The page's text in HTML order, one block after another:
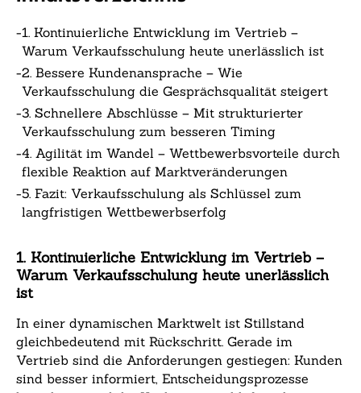
-1. Kontinuierliche Entwicklung im Vertrieb –
Warum Verkaufsschulung heute unerlässlich ist
-2. Bessere Kundenansprache – Wie
Verkaufsschulung die Gesprächsqualität steigert
-3. Schnellere Abschlüsse – Mit strukturierter
Verkaufsschulung zum besseren Timing
-4. Agilität im Wandel – Wettbewerbsvorteile durch
flexible Reaktion auf Marktveränderungen
-5. Fazit: Verkaufsschulung als Schlüssel zum
langfristigen Wettbewerbserfolg
1. Kontinuierliche Entwicklung im Vertrieb –
Warum Verkaufsschulung heute unerlässlich
ist
In einer dynamischen Marktwelt ist Stillstand
gleichbedeutend mit Rückschritt. Gerade im
Vertrieb sind die Anforderungen gestiegen: Kunden
sind besser informiert, Entscheidungsprozesse